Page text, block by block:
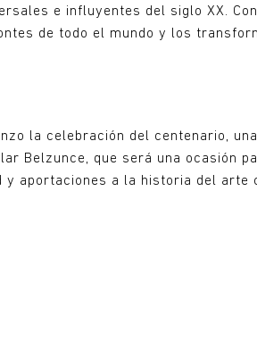
e influyentes del siglo XX.
de todo el mundo y los
la celebración del centenario,
Belzunce, que será una ocasión
y aportaciones a la historia del arte